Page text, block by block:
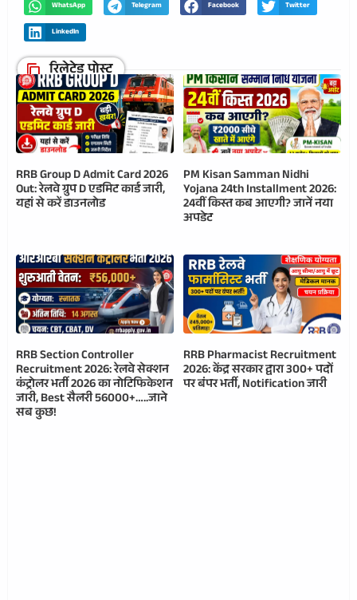
WhatsApp Telegram Facebook Twitter
LinkedIn
रिलेटेड पोस्ट
RRB Group D Admit Card 2026
Out: रेलवे ग्रुप D एडमिट कार्ड जारी,
यहां से करें डाउनलोड
PM Kisan Samman Nidhi
Yojana 24th Installment 2026:
24वीं किस्त कब आएगी? जानें नया
अपडेट
RRB Section Controller
Recruitment 2026: रेलवे सेक्शन
कंट्रोलर भर्ती 2026 का नोटिफिकेशन
जारी, Best सैलरी 56000+…..जाने
सब कुछ!
RRB Pharmacist Recruitment
2026: केंद्र सरकार द्वारा 300+ पदों
पर बंपर भर्ती, Notification जारी